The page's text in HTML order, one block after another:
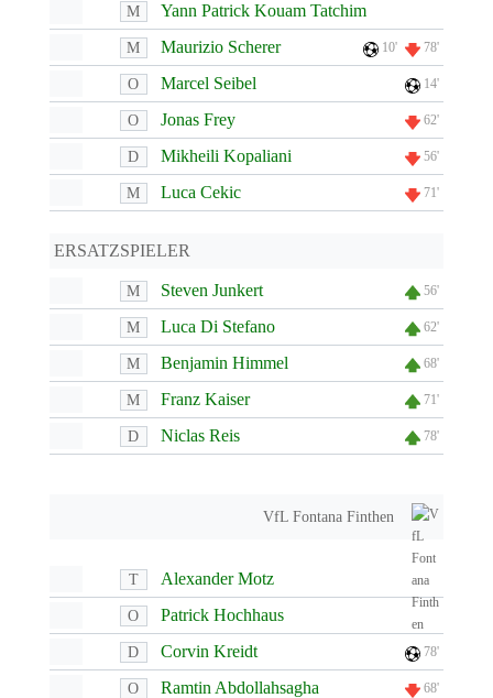
M Yann Patrick Kouam Tatchim
M Maurizio Scherer 10' 78'
O Marcel Seibel 14'
O Jonas Frey 62'
D Mikheili Kopaliani 56'
M Luca Cekic 71'
ERSATZSPIELER
M Steven Junkert 56'
M Luca Di Stefano 62'
M Benjamin Himmel 68'
M Franz Kaiser 71'
D Niclas Reis 78'
VfL Fontana Finthen
T Alexander Motz
O Patrick Hochhaus
D Corvin Kreidt 78'
O Ramtin Abdollahsagha 68'